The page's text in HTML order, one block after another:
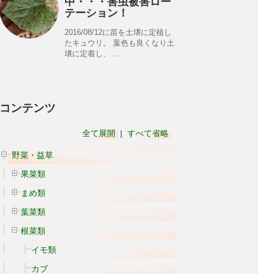
テーション！
2016/08/12に苗を土壌に定植し
たキュウリ。 葉色も良くなり土
壌に定着し、 …
コンテンツ
全て展開 | すべて省略
野菜・益草
果菜類
まめ類
葉菜類
根菜類
イモ類
カブ